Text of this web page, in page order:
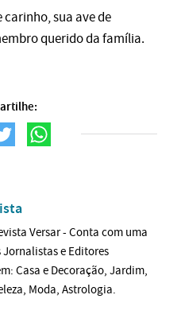
sua ave de
querido da família.
Versar - Conta com uma
e Editores
Casa e Decoração, Jardim,
Moda, Astrologia.